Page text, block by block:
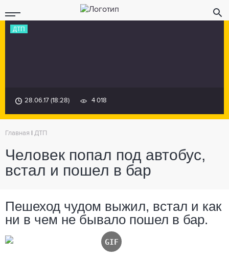
ДТП
28.06.17 (18:28) 4 018
Главная ДТП
Человек попал под автобус,
встал и пошел в бар
Пешеход чудом выжил, встал и как
ни в чем не бывало пошел в бар.